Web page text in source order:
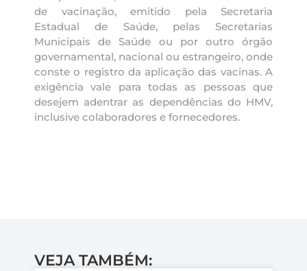
de vacinação, emitido pela Secretaria
Estadual de Saúde, pelas Secretarias
Municipais de Saúde ou por outro órgão
governamental, nacional ou estrangeiro, onde
conste o registro da aplicação das vacinas. A
exigência vale para todas as pessoas que
desejem adentrar as dependências do HMV,
inclusive colaboradores e fornecedores.
VEJA TAMBÉM: